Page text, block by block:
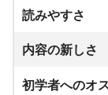
読みやすさ
内容の新しさ
初学者へのオ